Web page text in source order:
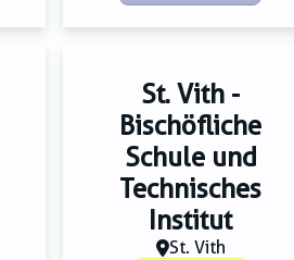
St. Vith -
Bischöfliche
Schule und
Technisches
Institut
St. Vith